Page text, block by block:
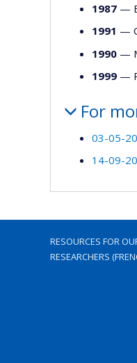
1987 —
1991 —
1990 —
1999 —
For
03-05-
14-09-
RESOURCES FOR
RESEARCHERS